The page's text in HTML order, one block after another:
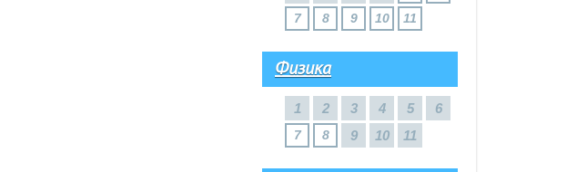
7
8 9 10 11
Физика
1 2 3 4 5 6
7 8 9 10 11